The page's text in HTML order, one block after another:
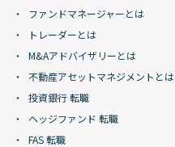
ファンドマネージャーとは
トレーダーとは
M&Aアドバイザリーとは
不動産アセットマネジメントとは
投資銀行 転職
ヘッジファンド 転職
FAS 転職